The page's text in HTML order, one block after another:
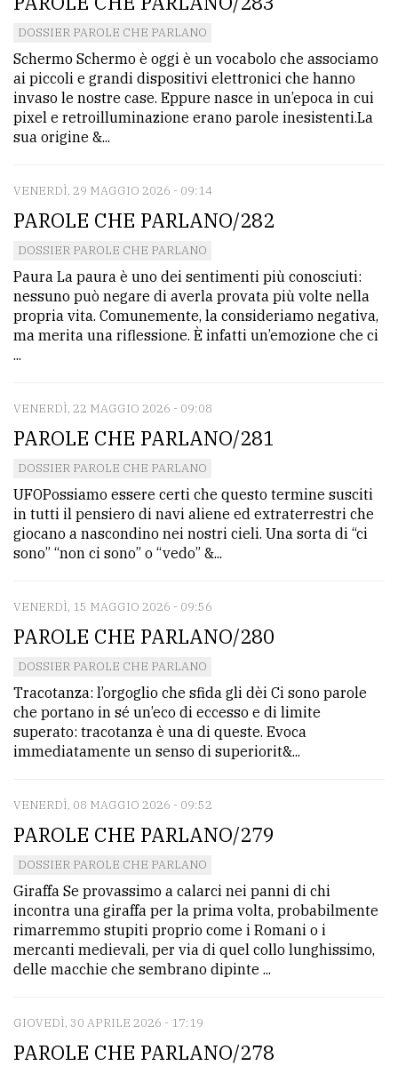
DOSSIER PAROLE CHE PARLANO
Schermo Schermo è oggi è un vocabolo che associamo
ai piccoli e grandi dispositivi elettronici che hanno
invaso le nostre case. Eppure nasce in un’epoca in cui
pixel e retroilluminazione erano parole inesistenti.La
sua origine &...
VENERDÌ, 29 MAGGIO 2026 - 09:14
PAROLE CHE PARLANO/282
DOSSIER PAROLE CHE PARLANO
Paura La paura è uno dei sentimenti più conosciuti:
nessuno può negare di averla provata più volte nella
propria vita. Comunemente, la consideriamo negativa,
ma merita una riflessione. È infatti un’emozione che ci
...
VENERDÌ, 22 MAGGIO 2026 - 09:08
PAROLE CHE PARLANO/281
DOSSIER PAROLE CHE PARLANO
UFOPossiamo essere certi che questo termine susciti
in tutti il pensiero di navi aliene ed extraterrestri che
giocano a nascondino nei nostri cieli. Una sorta di “ci
sono” “non ci sono” o “vedo” &...
VENERDÌ, 15 MAGGIO 2026 - 09:56
PAROLE CHE PARLANO/280
DOSSIER PAROLE CHE PARLANO
Tracotanza: l’orgoglio che sfida gli dèi Ci sono parole
che portano in sé un’eco di eccesso e di limite
superato: tracotanza è una di queste. Evoca
immediatamente un senso di superiorit&...
VENERDÌ, 08 MAGGIO 2026 - 09:52
PAROLE CHE PARLANO/279
DOSSIER PAROLE CHE PARLANO
Giraffa Se provassimo a calarci nei panni di chi
incontra una giraffa per la prima volta, probabilmente
rimarremmo stupiti proprio come i Romani o i
mercanti medievali, per via di quel collo lunghissimo,
delle macchie che sembrano dipinte ...
GIOVEDÌ, 30 APRILE 2026 - 17:19
PAROLE CHE PARLANO/278